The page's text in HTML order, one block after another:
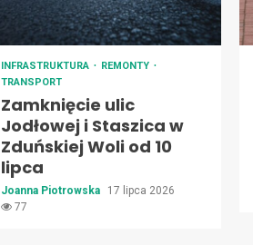
INFRASTRUKTURA
REMONTY
TRANSPORT
Zamknięcie ulic
Jodłowej i Staszica w
Zduńskiej Woli od 10
lipca
Joanna Piotrowska
17 lipca 2026
77